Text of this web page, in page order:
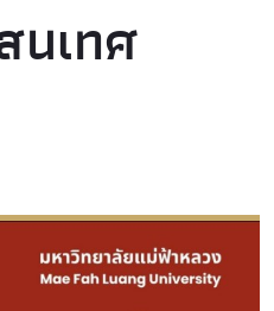
นเทศ